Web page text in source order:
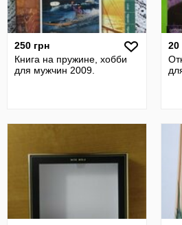
250 грн
Книга на пружине, хобби
для мужчин 2009.
20